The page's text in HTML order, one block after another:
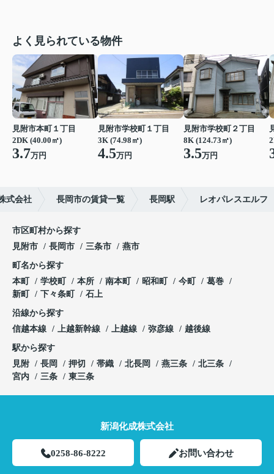
よく見られている物件
見附市本町１丁目
2DK (40.00㎡)
3.7万円
見附市学校町１丁目
3K (74.98㎡)
4.5万円
見附市学校町２丁目
8K (124.73㎡)
3.5万円
式会社 長岡市の賃貸一覧 長岡駅 レオパレスエルフ
市区町村から探す
見附市
長岡市 三条市 燕市
町名から探す
本町
学校町 本所 南本町 昭和町 今町
葛巻
新町
下々条町 石上
沿線から探す
信越本線
上越新幹線 上越線 弥彦線 越後線
駅から探す
見附
長岡 押切 帯織 北長岡 燕三条
北三条
宮内
三条 東三条
新潟化成株式会社
0258-86-8222 お問い合わせ